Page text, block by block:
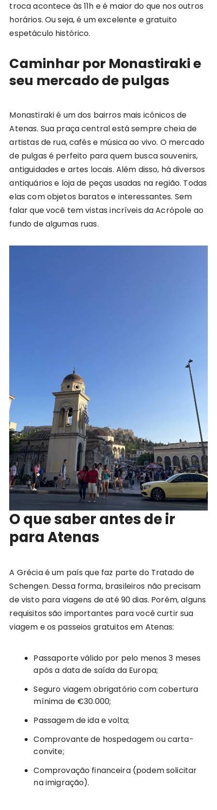
troca acontece às 11h e é maior do que nos outros
horários. Ou seja, é um excelente e gratuito
espetáculo histórico.
Caminhar por Monastiraki e
seu mercado de pulgas
Monastiraki é um dos bairros mais icônicos de
Atenas. Sua praça central está sempre cheia de
artistas de rua, cafés e música ao vivo. O mercado
de pulgas é perfeito para quem busca souvenirs,
antiguidades e artes locais. Além disso, há diversos
antiquários e loja de peças usadas na região. Todas
elas com objetos baratos e interessantes. Sem
falar que você tem vistas incríveis da Acrópole ao
fundo de algumas ruas.
O que saber antes de ir
para Atenas
A Grécia é um país que faz parte do Tratado de
Schengen. Dessa forma, brasileiros não precisam
de visto para viagens de até 90 dias. Porém, alguns
requisitos são importantes para você curtir sua
viagem e os passeios gratuitos em Atenas:
Passaporte válido por pelo menos 3 meses
após a data de saída da Europa;
Seguro viagem obrigatório com cobertura
mínima de €30.000;
Passagem de ida e volta;
Comprovante de hospedagem ou carta-
convite;
Comprovação financeira (podem solicitar
na imigração).